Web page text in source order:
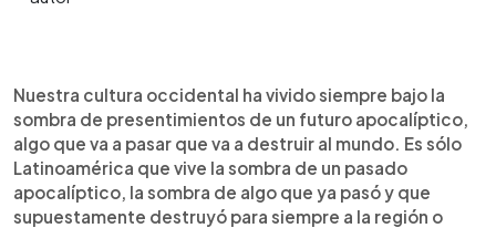
Escuchar artículo
Nuestra cultura occidental ha vivido siempre bajo la
sombra de presentimientos de un futuro apocalíptico,
algo que va a pasar que va a destruir al mundo. Es sólo
Latinoamérica que vive la sombra de un pasado
apocalíptico, la sombra de algo que ya pasó y que
supuestamente destruyó para siempre a la región o